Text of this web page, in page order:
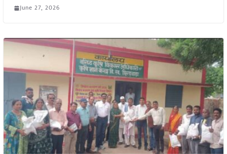
June 27, 2026